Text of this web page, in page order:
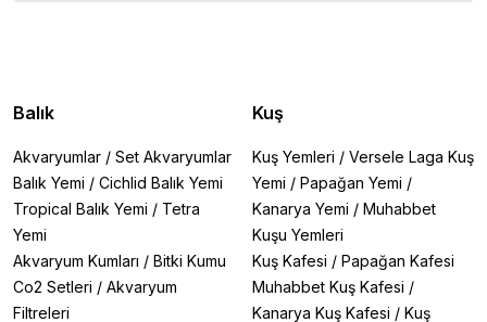
Balık
Akvaryumlar / Set Akvaryumlar
Balık Yemi / Cichlid Balık Yemi
Tropical Balık Yemi / Tetra
Yemi
Akvaryum Kumları / Bitki Kumu
Co2 Setleri / Akvaryum
Filtreleri
Kuş
Kuş Yemleri / Versele Laga Kuş
Yemi / Papağan Yemi /
Kanarya Yemi / Muhabbet
Kuşu Yemleri
Kuş Kafesi / Papağan Kafesi
Muhabbet Kuş Kafesi /
Kanarya Kuş Kafesi / Kuş